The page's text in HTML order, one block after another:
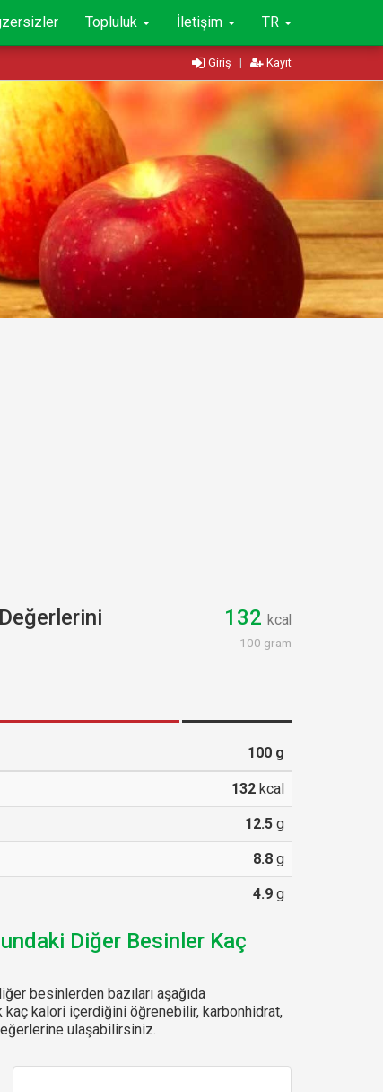
Topluluk İletişim TR
Giriş | Kayıt
132 kcal
100 gram
100g
132kcal
12.5g
8.8g
4.9g
Diğer Besinler Kaç
besinlerden bazıları aşağıda
kalori içerdiğini öğrenebilir, karbonhidrat,
ulaşabilirsiniz.